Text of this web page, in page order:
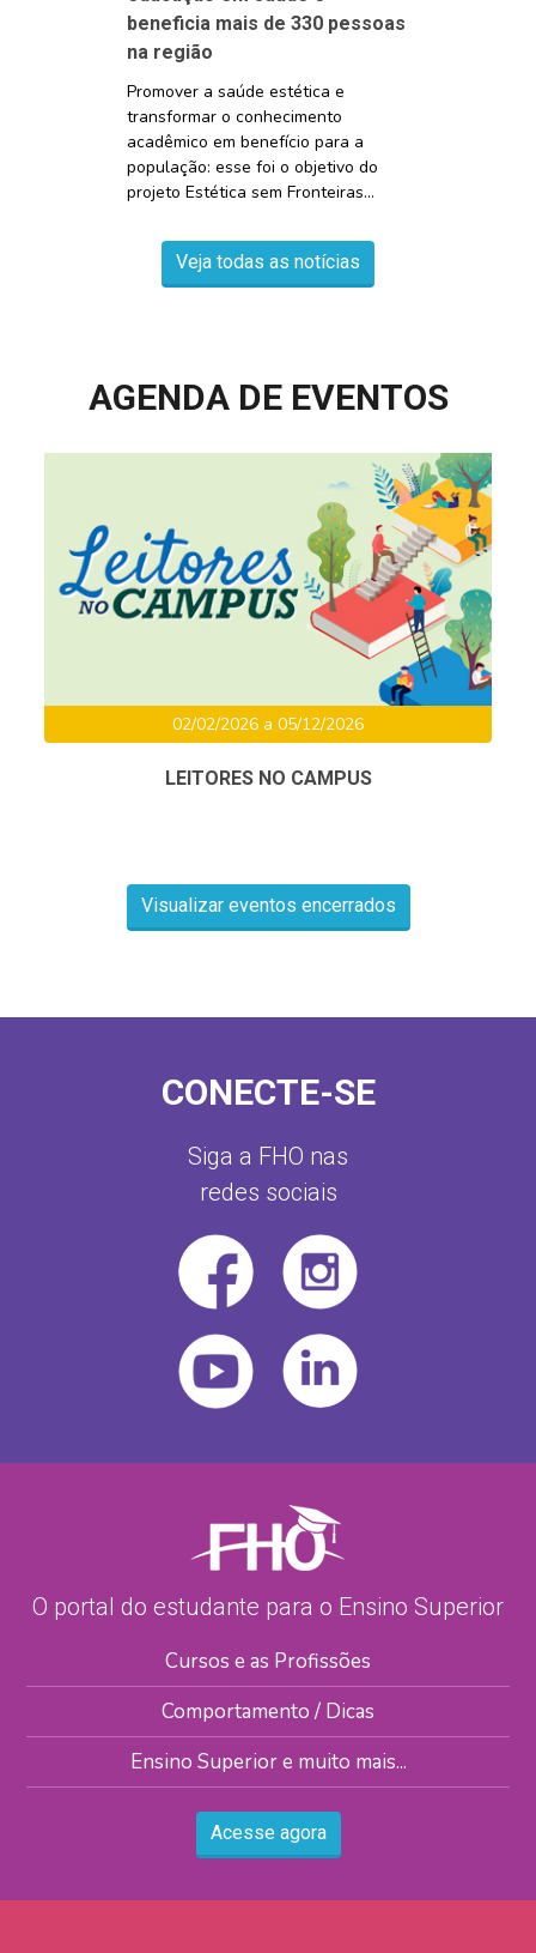
beneficia mais de 330 pessoas
na região
Promover a saúde estética e
transformar o conhecimento
acadêmico em benefício para a
população: esse foi o objetivo do
projeto Estética sem Fronteiras...
Veja todas as notícias
AGENDA DE EVENTOS
02/02/2026 a 05/12/2026
LEITORES NO CAMPUS
Visualizar eventos encerrados
CONECTE-SE
Siga a FHO nas
redes sociais
O portal do estudante para o Ensino Superior
Cursos e as Profissões
Comportamento / Dicas
Ensino Superior e muito mais...
Acesse agora